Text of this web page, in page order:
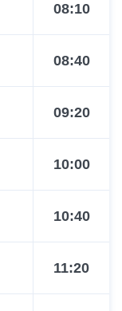
08:10
08:40
09:20
10:00
10:40
11:20